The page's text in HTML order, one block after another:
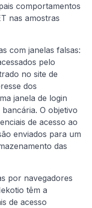
comportamentos
nas amostras
com janelas falsas:
​​pelo
no site de
dos
janela de login
O objetivo
de acesso ao
enviados para um
das
por navegadores
têm a
de acesso